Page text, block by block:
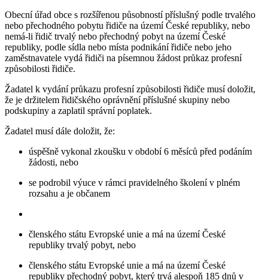
Obecní úřad obce s rozšířenou působností příslušný podle trvalého
nebo přechodného pobytu řidiče na území České republiky, nebo
nemá-li řidič trvalý nebo přechodný pobyt na území České
republiky, podle sídla nebo místa podnikání řidiče nebo jeho
zaměstnavatele vydá řidiči na písemnou žádost průkaz profesní
způsobilosti řidiče.
Žadatel k vydání průkazu profesní způsobilosti řidiče musí doložit,
že je držitelem řidičského oprávnění příslušné skupiny nebo
podskupiny a zaplatil správní poplatek.
Žadatel musí dále doložit, že:
úspěšně vykonal zkoušku v období 6 měsíců před podáním
žádosti, nebo
se podrobil výuce v rámci pravidelného školení v plném
rozsahu a je občanem
členského státu Evropské unie a má na území České
republiky trvalý pobyt, nebo
členského státu Evropské unie a má na území České
republiky přechodný pobyt, který trvá alespoň 185 dnů v